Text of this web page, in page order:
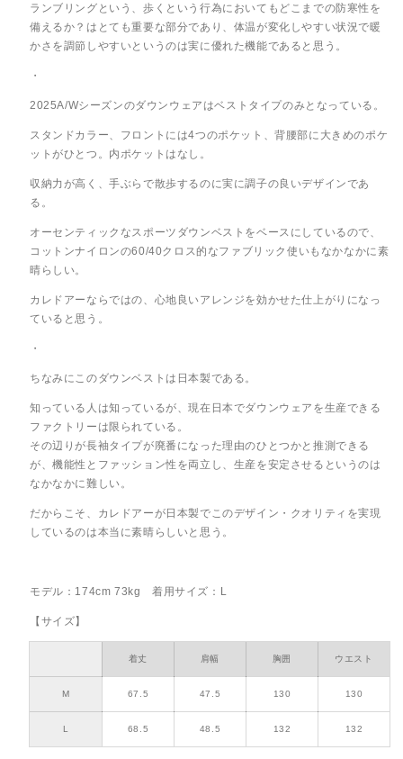
ランブリングという、歩くという行為においてもどこまでの防寒性を
備えるか？はとても重要な部分であり、体温が変化しやすい状況で暖
かさを調節しやすいというのは実に優れた機能であると思う。
・
2025A/Wシーズンのダウンウェアはベストタイプのみとなっている。
スタンドカラー、フロントには4つのポケット、背腰部に大きめのポケ
ットがひとつ。内ポケットはなし。
収納力が高く、手ぶらで散歩するのに実に調子の良いデザインであ
る。
オーセンティックなスポーツダウンベストをベースにしているので、
コットンナイロンの60/40クロス的なファブリック使いもなかなかに素
晴らしい。
カレドアーならではの、心地良いアレンジを効かせた仕上がりになっ
ていると思う。
・
ちなみにこのダウンベストは日本製である。
知っている人は知っているが、現在日本でダウンウェアを生産できる
ファクトリーは限られている。
その辺りが長袖タイプが廃番になった理由のひとつかと推測できる
が、機能性とファッション性を両立し、生産を安定させるというのは
なかなかに難しい。
だからこそ、カレドアーが日本製でこのデザイン・クオリティを実現
しているのは本当に素晴らしいと思う。
モデル：174cm 73kg 着用サイズ：L
【サイズ】
着丈 肩幅 胸囲 ウエスト
M 67.5 47.5 130 130
L 68.5 48.5 132 132